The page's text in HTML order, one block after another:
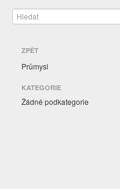
ZPĚT
Průmysl
KATEGORIE
Žádné podkategorie